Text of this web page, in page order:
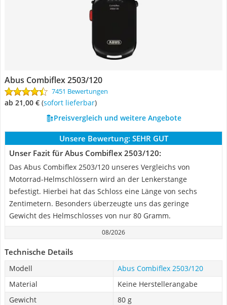
Abus Combiflex 2503/120
7451 Bewertungen
ab 21,00 € ( Sofort lieferbar)
Preisvergleich und weitere Angebote
Unsere Bewertung: SEHR GUT
Unser Fazit für Abus Combiflex 2503/120:
Das Abus Combiflex 2503/120 unseres Vergleichs von
Motorrad-Helmschlössern wird an der Lenkerstange
befestigt. Hierbei hat das Schloss eine Länge von sechs
Zentimetern. Besonders überzeugte uns das geringe
Gewicht des Helmschlosses von nur 80 Gramm.
08/2026
Technische Details
Modell
Abus Combiflex 2503/120
Material
Keine Herstellerangabe
Gewicht
80 g